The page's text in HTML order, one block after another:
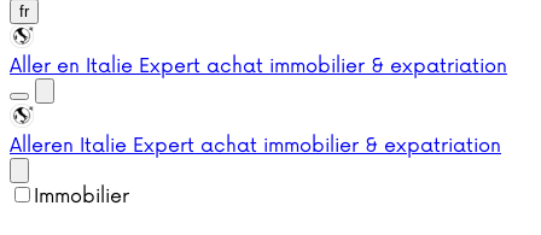
fr
Aller en Italie Expert achat immobilier & expatriation
Alleren Italie Expert achat immobilier & expatriation
Immobilier